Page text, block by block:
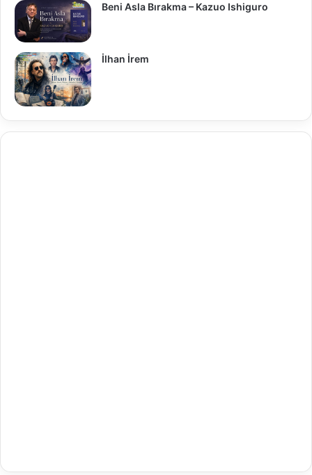
Beni Asla Bırakma – Kazuo Ishiguro
İlhan İrem